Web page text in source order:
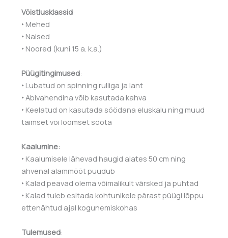
Võistlusklassid:
‣ Mehed
‣ Naised
‣ Noored (kuni 15 a. k.a.)
Püügitingimused:
‣ Lubatud on spinning rulliga ja lant
‣ Abivahendina võib kasutada kahva
‣ Keelatud on kasutada söödana eluskalu ning muud
taimset või loomset sööta
Kaalumine:
‣ Kaalumisele lähevad haugid alates 50 cm ning
ahvenal alammõõt puudub
‣ Kalad peavad olema võimalikult värsked ja puhtad
‣ Kalad tuleb esitada kohtunikele pärast püügi lõppu
ettenähtud ajal kogunemiskohas
Tulemused: